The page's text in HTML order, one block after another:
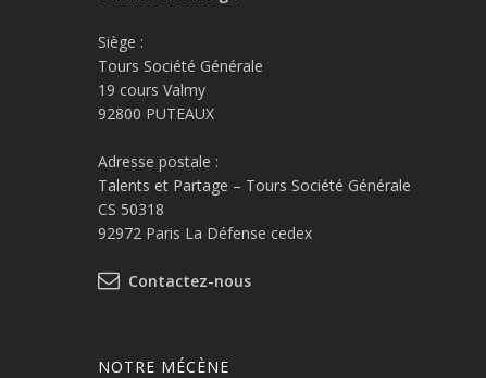
Siège :
Tours Société Générale
19 cours Valmy
92800 PUTEAUX
Adresse postale :
Talents et Partage – Tours Société Générale
CS 50318
92972 Paris La Défense cedex
Contactez-nous
NOTRE MÉCÈNE